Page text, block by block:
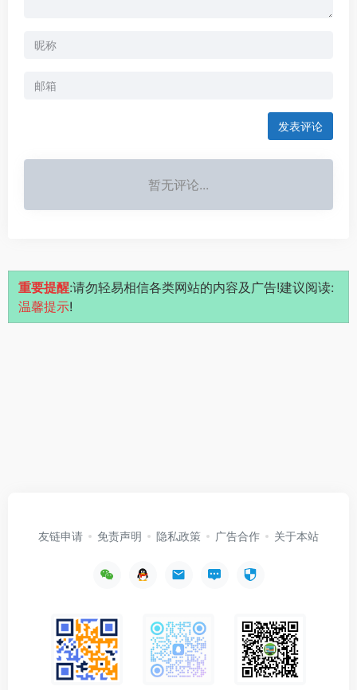
发表评论
暂无评论...
重要提醒:请勿轻易相信各类网站的内容及广告!建议阅读:
温馨提示!
友链申请 免责声明 隐私政策 广告合作 关于本站